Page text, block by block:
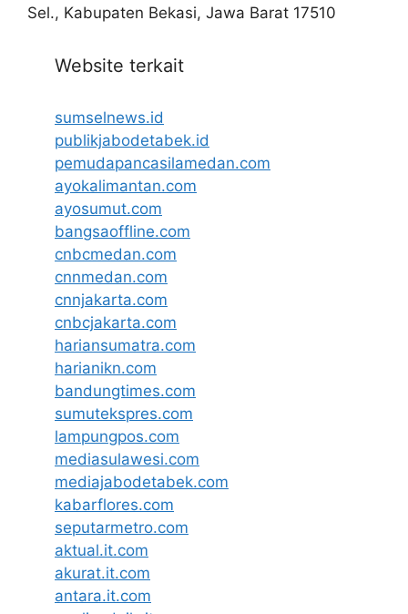
Sel., Kabupaten Bekasi, Jawa Barat 17510
Website terkait
sumselnews.id
publikjabodetabek.id
pemudapancasilamedan.com
ayokalimantan.com
ayosumut.com
bangsaoffline.com
cnbcmedan.com
cnnmedan.com
cnnjakarta.com
cnbcjakarta.com
hariansumatra.com
harianikn.com
bandungtimes.com
sumutekspres.com
lampungpos.com
mediasulawesi.com
mediajabodetabek.com
kabarflores.com
seputarmetro.com
aktual.it.com
akurat.it.com
antara.it.com